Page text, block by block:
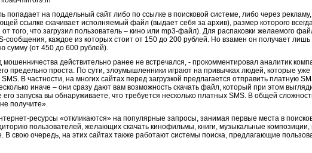
попадает на поддельный сайт либо по ссылке в поисковой системе, либо через
ссылке скачивает исполняемый файл (выдает себя за архив), размер которого
от того, что загрузил пользователь – кино или mp3-файл). Для распаковки желаемого
сообщения, каждое из которых стоит от 150 до 200 рублей. Но взамен он получает
сумму (от 450 до 600 рублей).
действительно ранее не встречался, - прокомментировал аналитик
предельно проста. По сути, злоумышленники играют на привычках людей, которые
SMS. В частности, на многих сайтах перед загрузкой предлагается отправить платную
иначе – они сразу дают вам возможность скачать файл, который при этом
его запуска вы обнаруживаете, что требуется несколько платных SMS. В общей
получите».
ресурсы «откликаются» на популярные запросы, занимая первые места в
пользователей, желающих скачать кинофильмы, книги, музыкальные композиции,
В свою очередь, на этих сайтах также работают системы поиска, предлагающие